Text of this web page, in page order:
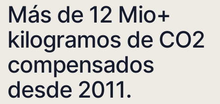
Más de 12 Mio+
kilogramos de CO2
compensados
desde 2011.